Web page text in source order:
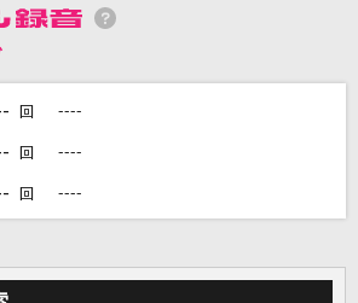
自宅でカラオケ歌い放題！
や友達と一緒に！練習にも！
回 ----
回 ----
回 ----